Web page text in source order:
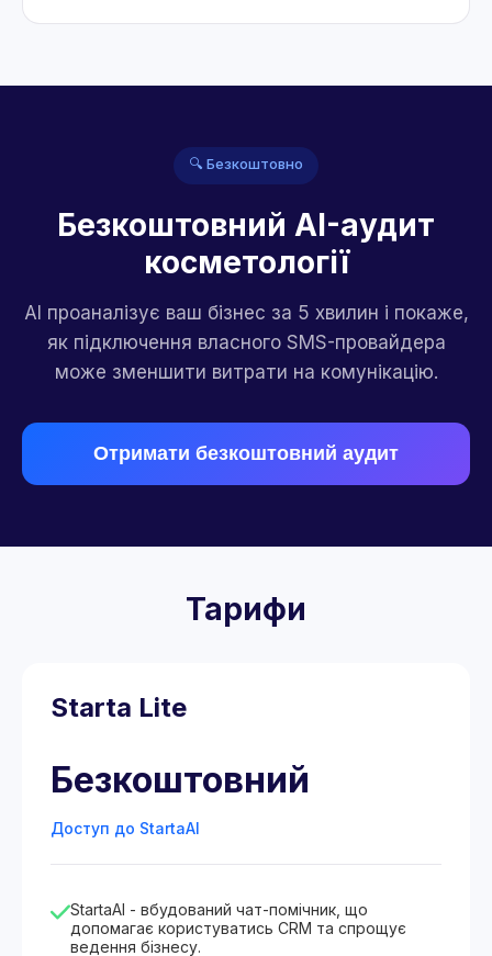
🔍 Безкоштовно
Безкоштовний AI-аудит
косметології
AI проаналізує ваш бізнес за 5 хвилин і покаже,
як підключення власного SMS-провайдера
може зменшити витрати на комунікацію.
Отримати безкоштовний аудит
Тарифи
Starta Lite
Безкоштовний
Доступ до StartaAI
StartaAI - вбудований чат-помічник, що
допомагає користуватись CRM та спрощує
ведення бізнесу.